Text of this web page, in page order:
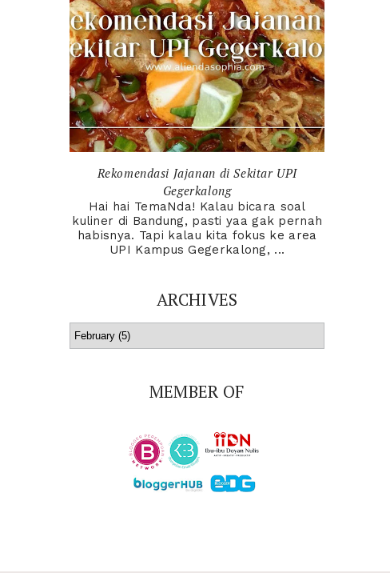
Rekomendasi Jajanan di Sekitar UPI
Gegerkalong
Hai hai TemaNda! Kalau bicara soal
kuliner di Bandung, pasti yaa gak pernah
habisnya. Tapi kalau kita fokus ke area
UPI Kampus Gegerkalong, ...
ARCHIVES
MEMBER OF